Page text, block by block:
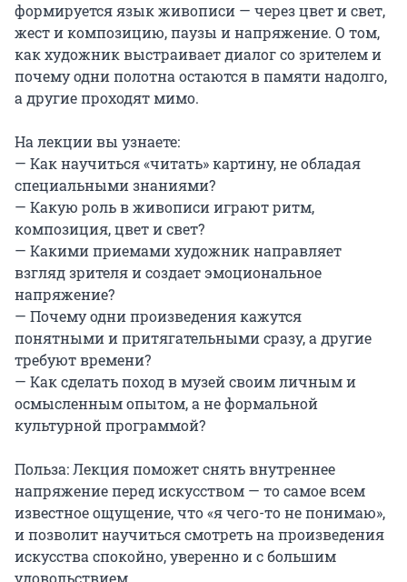
формируется язык живописи — через цвет и свет,
жест и композицию, паузы и напряжение. О том,
как художник выстраивает диалог со зрителем и
почему одни полотна остаются в памяти надолго,
а другие проходят мимо.
На лекции вы узнаете:
— Как научиться «читать» картину, не обладая
специальными знаниями?
— Какую роль в живописи играют ритм,
композиция, цвет и свет?
— Какими приемами художник направляет
взгляд зрителя и создает эмоциональное
напряжение?
— Почему одни произведения кажутся
понятными и притягательными сразу, а другие
требуют времени?
— Как сделать поход в музей своим личным и
осмысленным опытом, а не формальной
культурной программой?
Польза: Лекция поможет снять внутреннее
напряжение перед искусством — то самое всем
известное ощущение, что «я чего-то не понимаю»,
и позволит научиться смотреть на произведения
искусства спокойно, уверенно и с большим
удовольствием.